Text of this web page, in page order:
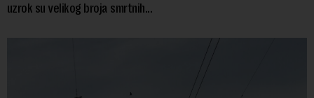
uzrok su velikog broja smrtnih...